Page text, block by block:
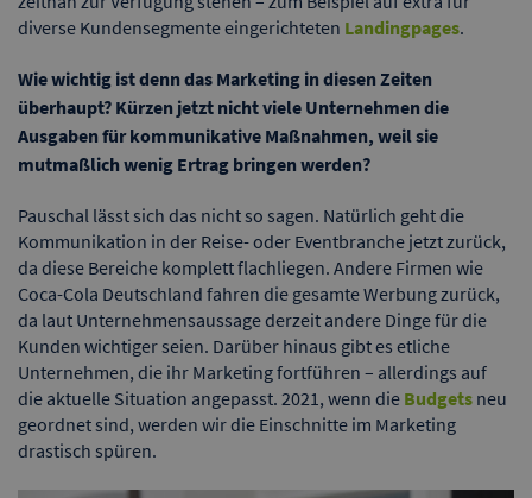
diverse Kundensegmente eingerichteten Landingpages.
Wie wichtig ist denn das Marketing in diesen Zeiten
überhaupt? Kürzen jetzt nicht viele Unternehmen die
Ausgaben für kommunikative Maßnahmen, weil sie
mutmaßlich wenig Ertrag bringen werden?
Pauschal lässt sich das nicht so sagen. Natürlich geht die
Kommunikation in der Reise- oder Eventbranche jetzt zurück,
da diese Bereiche komplett flachliegen. Andere Firmen wie
Coca-Cola Deutschland fahren die gesamte Werbung zurück,
da laut Unternehmensaussage derzeit andere Dinge für die
Kunden wichtiger seien. Darüber hinaus gibt es etliche
Unternehmen, die ihr Marketing fortführen – allerdings auf
die aktuelle Situation angepasst. 2021, wenn die Budgets neu
geordnet sind, werden wir die Einschnitte im Marketing
drastisch spüren.